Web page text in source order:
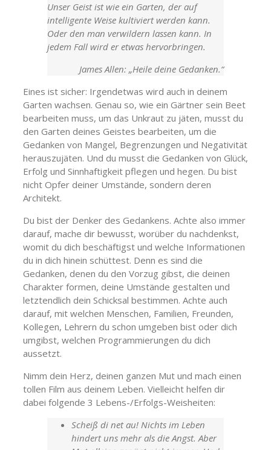
Unser Geist ist wie ein Garten, der auf
intelligente Weise kultiviert werden kann.
Oder den man verwildern lassen kann. In
jedem Fall wird er etwas hervorbringen.
James Allen: „Heile deine Gedanken.“
Eines ist sicher: Irgendetwas wird auch in deinem
Garten wachsen. Genau so, wie ein Gärtner sein Beet
bearbeiten muss, um das Unkraut zu jäten, musst du
den Garten deines Geistes bearbeiten, um die
Gedanken von Mangel, Begrenzungen und Negativität
herauszujäten. Und du musst die Gedanken von Glück,
Erfolg und Sinnhaftigkeit pflegen und hegen. Du bist
nicht Opfer deiner Umstände, sondern deren
Architekt.
Du bist der Denker des Gedankens. Achte also immer
darauf, mache dir bewusst, worüber du nachdenkst,
womit du dich beschäftigst und welche Informationen
du in dich hinein schüttest. Denn es sind die
Gedanken, denen du den Vorzug gibst, die deinen
Charakter formen, deine Umstände gestalten und
letztendlich dein Schicksal bestimmen. Achte auch
darauf, mit welchen Menschen, Familien, Freunden,
Kollegen, Lehrern du schon umgeben bist oder dich
umgibst, welchen Programmierungen du dich
aussetzt.
Nimm dein Herz, deinen ganzen Mut und mach einen
tollen Film aus deinem Leben. Vielleicht helfen dir
dabei folgende 3 Lebens-/Erfolgs-Weisheiten:
Scheiß di net au! Nichts im Leben
hindert uns mehr als die Angst. Aber